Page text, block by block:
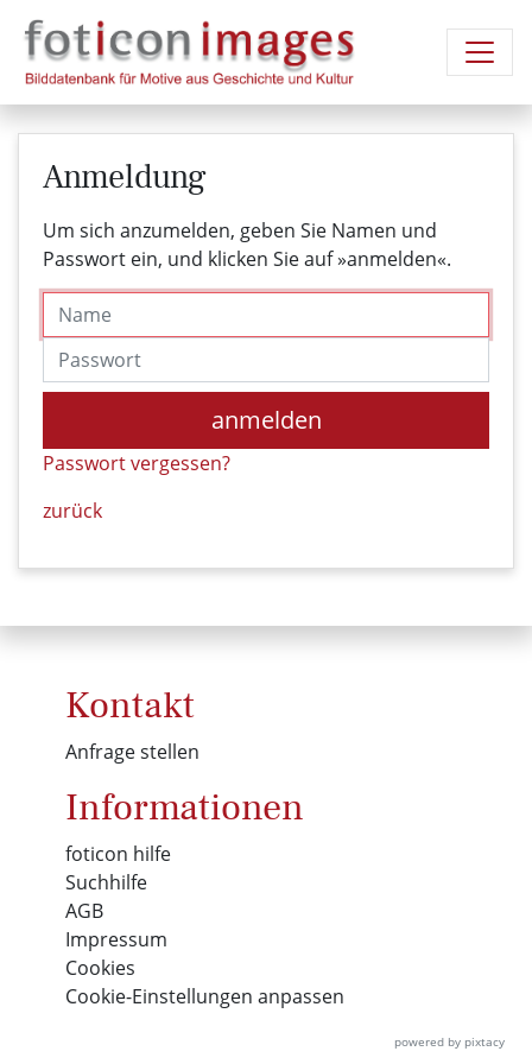
Anmeldung
Um sich anzumelden, geben Sie Namen und
Passwort ein, und klicken Sie auf »anmelden«.
Name
Passwort
anmelden
Passwort vergessen?
zurück
Kontakt
Anfrage stellen
Informationen
foticon hilfe
Suchhilfe
AGB
Impressum
Cookies
Cookie-Einstellungen anpassen
powered by pixtacy